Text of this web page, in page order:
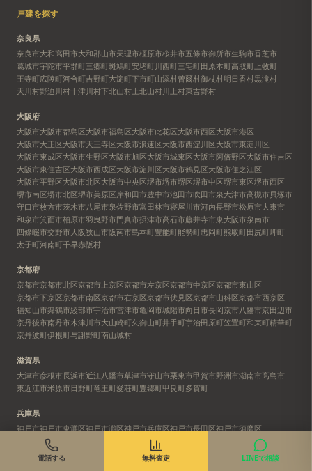
戸建を探す
奈良県
奈良市大和高田市大和郡山市天理市橿原市桜井市五條市御所市生駒市香芝市
葛城市宇陀市平群町三郷町斑鳩町安堵町川西町三宅町田原本町高取町 上牧町
王寺町広陵町河合町吉野町大淀町下市町山添村曽爾村御杖村明日香村黒滝村
天川村野迫川村十津川村下北山村 上北山村川上村東吉野村
大阪府
大阪市大阪市都島区大阪市福島区大阪市此花区大阪市西区大阪市港区
大阪市大正区大阪市天王寺区大阪市浪速区大阪市西淀川区大阪市東淀川区
大阪市東成区大阪市生野区大阪市旭区大阪市城東区大阪市阿倍野区大阪市住吉区
大阪市東住吉区大阪市西成区大阪市淀川区大阪市鶴見区大阪市住之江区
大阪市平野区大阪市北区大阪市中央区堺市堺市堺区堺市中区堺市東区堺市西区
堺市南区堺市北区堺市美原区岸和田市豊中市池田市吹田市泉大津市高槻市 貝塚市
守口市枚方市茨木市八尾市泉佐野市富田林市寝屋川市河内長野市松原市大東市
和泉市箕面市柏原市羽曳野市門真市摂津市高石市藤井寺市東大阪市泉南市
四條畷市交野市大阪狭山市阪南市島本町豊能町能勢町忠岡町熊取町田尻町岬町
太子町河南町千早赤阪村
京都府
京都市京都市北区京都市上京区京都市左京区京都市中京区京都市東山区
京都市下京区京都市南区京都市右京区京都市伏見区京都市山科区京都市西京区
福知山市舞鶴市綾部市宇治市宮津市亀岡市城陽市向日市長岡京市八幡市京田辺市
京丹後市南丹市木津川市大山崎町久御山町井手町宇治田原町笠置町和束町精華町
京丹波町伊根町与謝野町南山城村
滋賀県
大津市彦根市長浜市近江八幡市草津市守山市栗東市甲賀市野洲市湖南市高島市
東近江市米原市日野町竜王町愛荘町豊郷町甲良町多賀町
兵庫県
神戸市神戸市東灘区神戸市灘区神戸市兵庫区神戸市長田区神戸市須磨区
神戸市垂水区
神戸市西区
西宮市
洲本市芦屋市伊丹市 加古川市赤穂市 三木市高砂市
電話する 無料査定 LINEで相談